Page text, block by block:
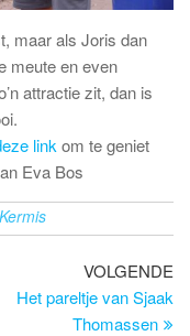
maar als Joris dan
meute en even
attractie zit, dan is
link om te geniet
Eva Bos
Kermis
VOLGENDE
Het pareltje van Sjaak
Thomassen